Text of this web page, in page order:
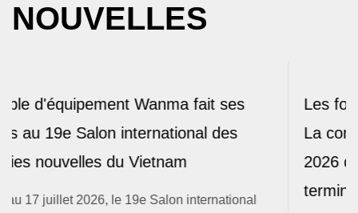
NOUVELLES
Les forces de Zhiqi Xincheng ensemble
La conférence de marketing
2026 de Wanma Equipment Cable se
termine avec succès